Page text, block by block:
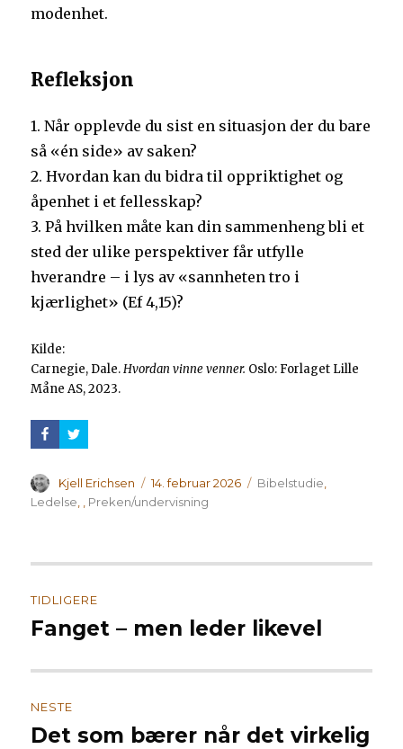
modenhet.
Refleksjon
1. Når opplevde du sist en situasjon der du bare
så «én side» av saken?
2. Hvordan kan du bidra til oppriktighet og
åpenhet i et fellesskap?
3. På hvilken måte kan din sammenheng bli et
sted der ulike perspektiver får utfylle
hverandre – i lys av «sannheten tro i
kjærlighet» (Ef 4,15)?
Kilde:
Carnegie, Dale.Hvordan vinne venner. Oslo: Forlaget Lille
Måne AS, 2023.
Forfatter
Kjell Erichsen Publisert
14. februar 2026 Kategorier
Bibelstudie
Ledelse
Preken/undervisning
TIDLIGERE
Forrige
Fanget – men leder likevel
NESTE
Neste
Det som bærer når det virkelig